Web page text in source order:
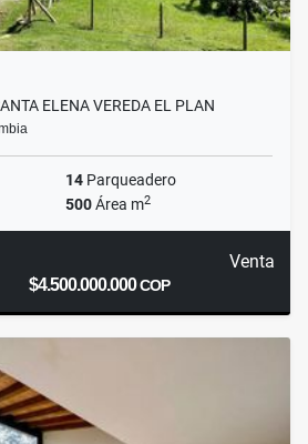
ELENA VEREDA EL PLAN
14 Parqueadero
500Área m2
Venta
$4.500.000.000COP